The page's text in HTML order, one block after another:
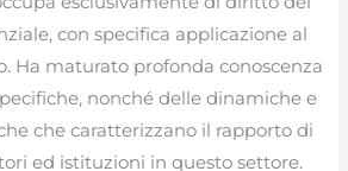
con specifica applicazione al
Ha maturato profonda conoscenza
nonché delle dinamiche e
che caratterizzano il rapporto di
ed istituzioni in questo settore.